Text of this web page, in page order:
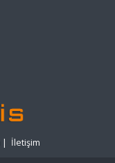
| İletişim